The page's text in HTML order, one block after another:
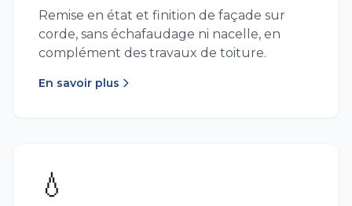
Remise en état et finition de façade sur
corde, sans échafaudage ni nacelle, en
complément des travaux de toiture.
En savoir plus
💧